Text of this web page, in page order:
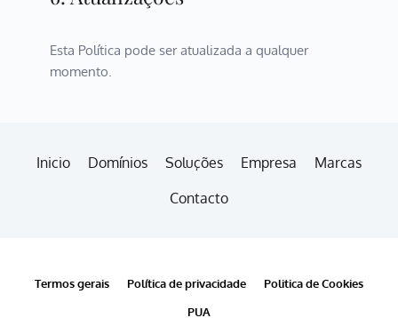
Esta Política pode ser atualizada a qualquer
momento.
Inicio Domínios Soluções Empresa
Marcas
Contacto
Termos gerais Política de privacidade
Politica de Cookies
PUA